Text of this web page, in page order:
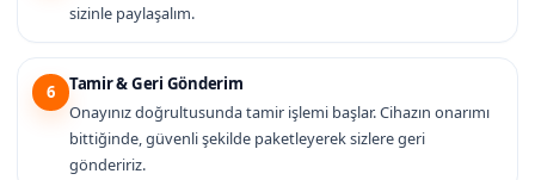
sizinle paylaşalım.
6
Tamir & Geri Gönderim
Onayınız doğrultusunda tamir işlemi başlar. Cihazın onarımı
bittiğinde, güvenli şekilde paketleyerek sizlere geri
göndeririz.